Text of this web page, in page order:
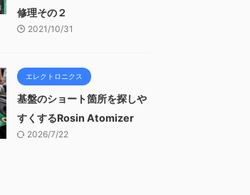
修理その２
2021/10/31
エレクトロニクス
基盤のショート箇所を探しや
すくするRosin Atomizer
2026/7/22